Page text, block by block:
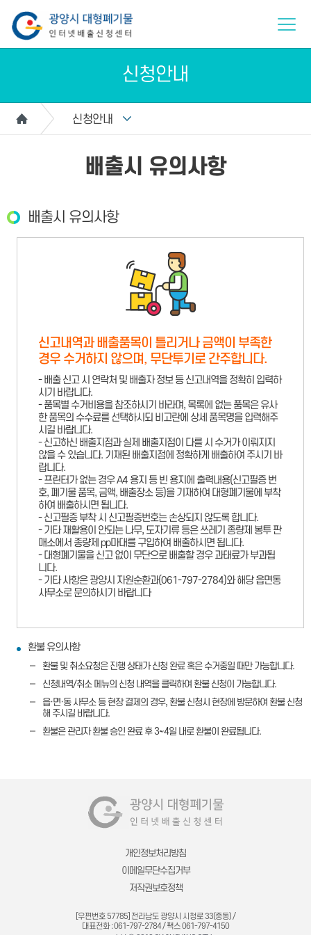
신청안내
신청안내
배출시 유의사항
배출시 유의사항
신고내역과 배출품목이 틀리거나 금액이 부족한
경우 수거하지 않으며, 무단투기로 간주합니다.
- 배출 신고 시 연락처 및 배출자 정보 등 신고내역을 정확히 입력하
시기 바랍니다.
- 품목별 수거비용을 참조하시기 바라며, 목록에 없는 품목은 유사
한 품목의 수수료를 선택하시되 비고란에 상세 품목명을 입력해주
시길 바랍니다.
- 신고하신 배출지점과 실제 배출지점이 다를 시 수거가 이뤄지지
않을 수 있습니다. 기재된 배출지점에 정확하게 배출하여 주시기 바
랍니다.
- 프린터가 없는 경우 A4 용지 등 빈 용지에 출력내용(신고필증 번
호, 폐기물 품목, 금액, 배출장소 등)을 기재하여 대형폐기물에 부착
하여 배출하시면 됩니다.
- 신고필증 부착 시 신고필증번호는 손상되지 않도록 합니다.
- 기타 재활용이 안되는 나무, 도자기류 등은 쓰레기 종량제 봉투 판
매소에서 종량제 pp마대를 구입하여 배출하시면 됩니다.
- 대형폐기물을 신고 없이 무단으로 배출할 경우 과태료가 부과됩
니다.
- 기타 사항은 광양시 자원순환과(061-797-2784)와 해당 읍면동
사무소로 문의하시기 바랍니다
환불 유의사항
환불 및 취소요청은 진행 상태가 신청 완료 혹은 수거중일 때만 가능합니다.
신청내역/취소 메뉴의 신청 내역을 클릭하여 환불 신청이 가능합니다.
읍·면·동 사무소 등 현장 결제의 경우, 환불 신청시 현장에 방문하여 환불 신청
해 주시길 바랍니다.
환불은 관리자 환불 승인 완료 후 3~4일 내로 환불이 완료됩니다.
개인정보처리방침
이메일무단수집거부
저작권보호정책
[우편번호 57785] 전라남도 광양시 시청로 33(중동) /
대표전화 : 061-797-2784 / 팩스 061-797-4150